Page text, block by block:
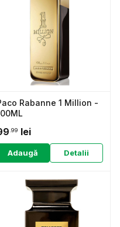
Rabanne 1 Million -
.99 lei
Adaugă Detalii